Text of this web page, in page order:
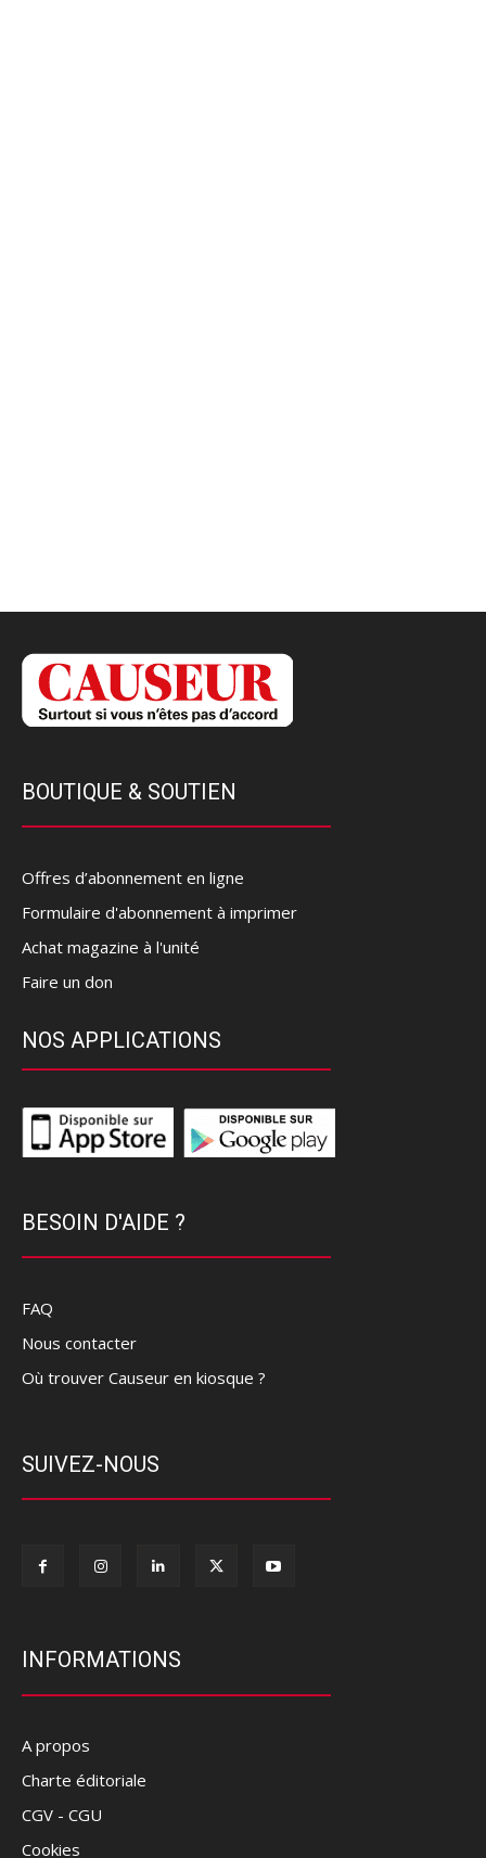
BOUTIQUE & SOUTIEN
Offres d’abonnement en ligne
Formulaire d'abonnement à imprimer
Achat magazine à l'unité
Faire un don
NOS APPLICATIONS
BESOIN D'AIDE ?
FAQ
Nous contacter
Où trouver Causeur en kiosque ?
SUIVEZ-NOUS
INFORMATIONS
A propos
Charte éditoriale
CGV - CGU
Cookies